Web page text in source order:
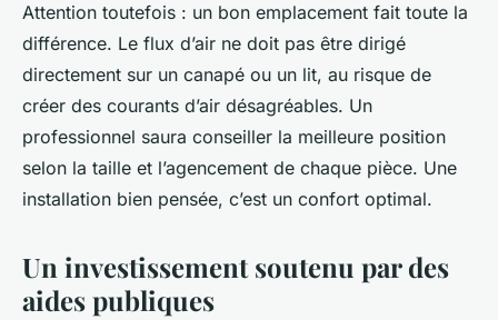
Attention toutefois : un bon emplacement fait toute la
différence. Le flux d’air ne doit pas être dirigé
directement sur un canapé ou un lit, au risque de
créer des courants d’air désagréables. Un
professionnel saura conseiller la meilleure position
selon la taille et l’agencement de chaque pièce. Une
installation bien pensée, c’est un confort optimal.
Un investissement soutenu par des
aides publiques